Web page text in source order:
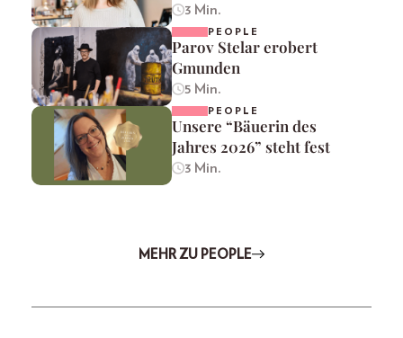
3 Min.
PEOPLE
Parov Stelar erobert
Gmunden
5 Min.
PEOPLE
Unsere “Bäuerin des
Jahres 2026” steht fest
3 Min.
MEHR ZU PEOPLE